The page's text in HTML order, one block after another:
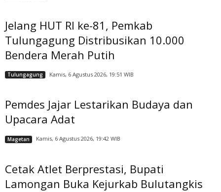
Jelang HUT RI ke-81, Pemkab
Tulungagung Distribusikan 10.000
Bendera Merah Putih
Tulungagung Kamis, 6 Agustus 2026, 19:51 WIB
Pemdes Jajar Lestarikan Budaya dan
Upacara Adat
Magetan Kamis, 6 Agustus 2026, 19:42 WIB
Cetak Atlet Berprestasi, Bupati
Lamongan Buka Kejurkab Bulutangkis